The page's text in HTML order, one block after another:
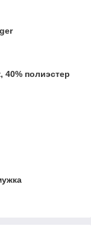
40% полиэстер